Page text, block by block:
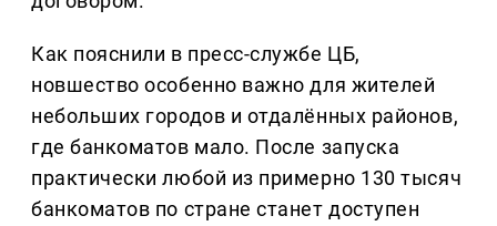
Как пояснили в пресс-службе ЦБ,
новшество особенно важно для жителей
небольших городов и отдалённых районов,
где банкоматов мало. После запуска
практически любой из примерно 130 тысяч
банкоматов по стране станет доступен